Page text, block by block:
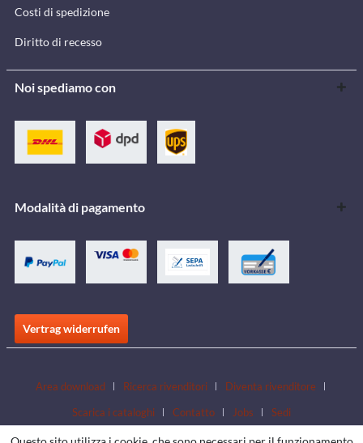
Costi di spedizione
Diritto di recesso
Noi spediamo con
Modalità di pagamento
Vertrag widerrufen
Area download Ricerca rivenditori
Diventa rivenditore
Scarica i cataloghi
Contatto Jobs Sedi